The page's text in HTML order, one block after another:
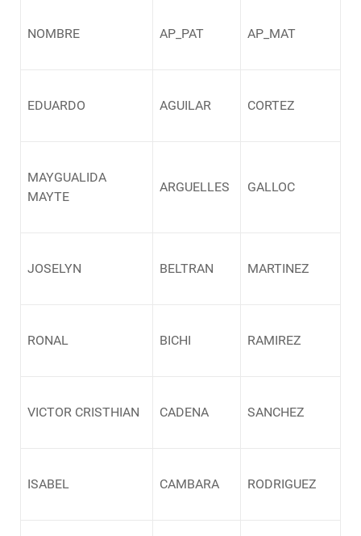
NOMBRE AP_PAT AP_MAT
EDUARDO AGUILAR CORTEZ
MAYGUALIDA
MAYTE
ARGUELLES GALLOC
JOSELYN BELTRAN MARTINEZ
RONAL BICHI RAMIREZ
VICTOR CRISTHIAN CADENA SANCHEZ
ISABEL CAMBARA RODRIGUEZ